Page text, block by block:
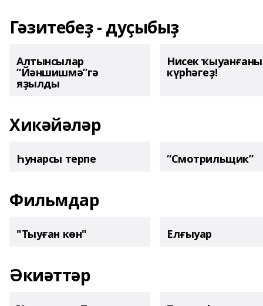
Гәзитебеҙ - дуҫыбыҙ
Алтынсылар
“Йәншишмә”гә
яҙылды
Нисек
күрһәгеҙ!
Хикәйәләр
Һунарсы терпе “Смотрильщик”
Фильмдар
"Тыуған көн" Елғыуар
Әкиәттәр